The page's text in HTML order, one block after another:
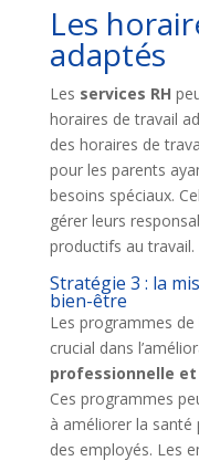
Les
adaptés
Les services RH
horaires de travail
des horaires de
pour les parents
besoins spéciaux.
gérer leurs
productifs au travail.
Stratégie 3 : la
bien-être
Les programmes
crucial dans
professionnelle
Ces programmes
à améliorer la
des employés. Les